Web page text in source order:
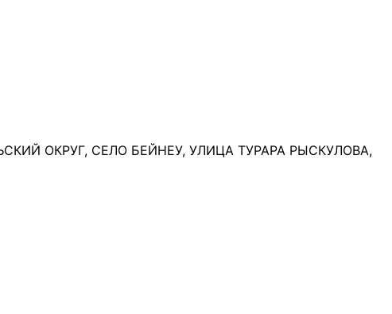
ОКРУГ, СЕЛО БЕЙНЕУ, УЛИЦА ТУРАРА РЫСКУЛОВА,